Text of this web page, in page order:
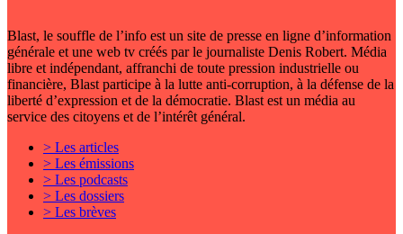
Blast, le souffle de l’info est un site de presse en ligne d’information
générale et une web tv créés par le journaliste Denis Robert. Média
libre et indépendant, affranchi de toute pression industrielle ou
financière, Blast participe à la lutte anti-corruption, à la défense de la
liberté d’expression et de la démocratie. Blast est un média au
service des citoyens et de l’intérêt général.
> Les articles
> Les émissions
> Les podcasts
> Les dossiers
> Les brèves